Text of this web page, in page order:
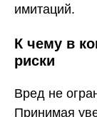
имитаций.
К чему в
риски
Вред не
Принимая